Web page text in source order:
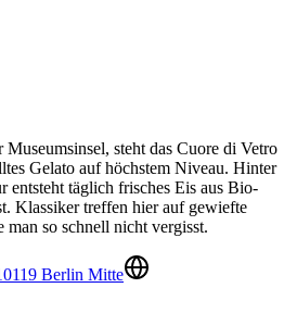
steht das Cuore di Vetro
Gelato auf höchstem Niveau. Hinter
entsteht täglich frisches Eis aus Bio-
Klassiker treffen hier auf gewiefte
so schnell nicht vergisst.
Berlin Mitte